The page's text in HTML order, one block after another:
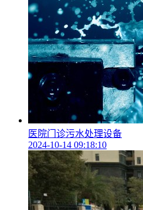
医院门诊污水处理设备
2024-10-14 09:18:10